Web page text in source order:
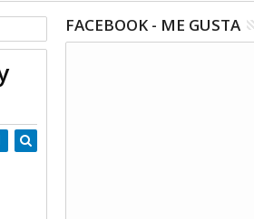
FACEBOOK - ME GUSTA